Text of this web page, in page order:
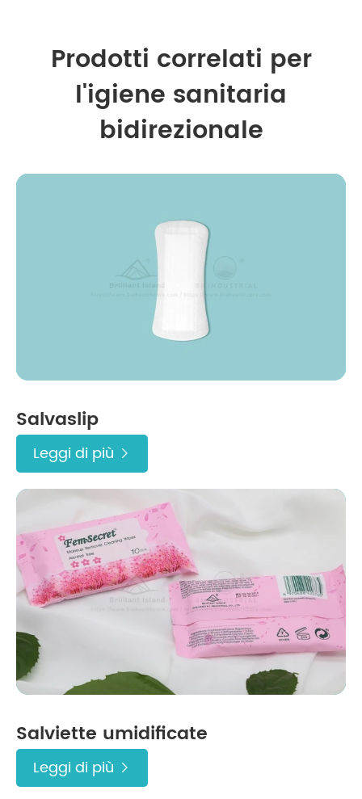
Prodotti correlati per
l'igiene sanitaria
bidirezionale
Salvaslip
Leggi di più 
Salviette umidificate
Leggi di più 